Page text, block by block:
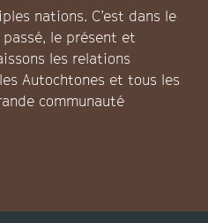
nations. C’est dans le
le présent et
les relations
Autochtones et tous les
communauté